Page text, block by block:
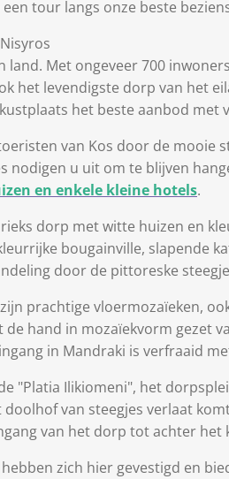
tour langs onze beste
land. Met ongeveer 700
het levendigste dorp van het
het beste aanbod met
van Kos door de mooie
nodigen u uit om te blijven
en enkele kleine hotels.
dorp met witte huizen en
bougainville, slapende
door de pittoreske
prachtige vloermozaïeken,
hand in mozaïekvorm gezet
in Mandraki is verfraaid
"Platia Ilikiomeni", het
van steegjes verlaat
van het dorp tot achter het
zich hier gevestigd en